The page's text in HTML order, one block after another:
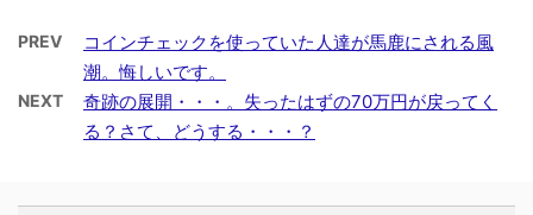
PREV
コインチェックを使っていた人達が馬鹿にされる風
潮。悔しいです。
NEXT
奇跡の展開・・・。失ったはずの70万円が戻ってく
る？さて、どうする・・・？